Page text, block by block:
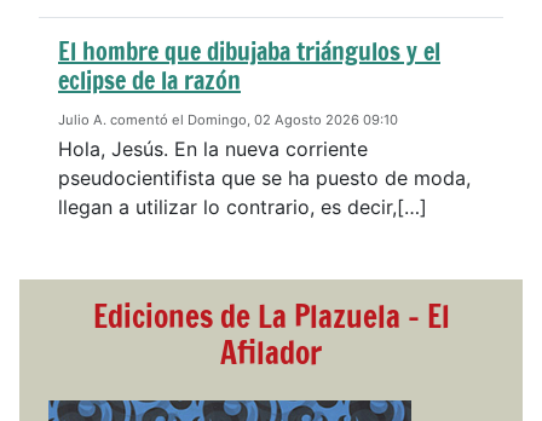
El hombre que dibujaba triángulos y el
eclipse de la razón
Julio A. comentó el Domingo, 02 Agosto 2026 09:10
Hola, Jesús. En la nueva corriente
pseudocientifista que se ha puesto de moda,
llegan a utilizar lo contrario, es decir,[…]
Ediciones de La Plazuela - El
Afilador